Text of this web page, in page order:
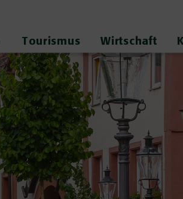
Tourismus Wirtschaft